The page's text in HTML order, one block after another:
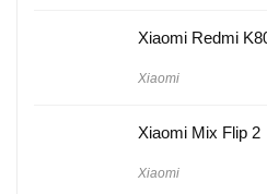
Xiaomi Redmi
Xiaomi
Xiaomi Mix Flip 2
Xiaomi